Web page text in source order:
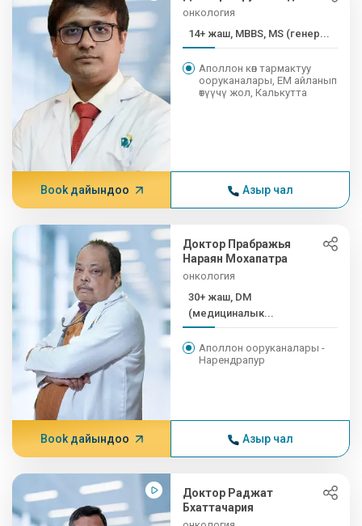
онкология
14+ жаш, MBBS, MS (генер...
Аполлон көп тармактуу
ооруканалары, EM айланып
өтүүчү жол, Калькутта
Book дайындоо Азыр чал
Доктор Прабражья
Нараян Мохапатра
онкология
30+ жаш, DM
(медициналык...
Аполлон ооруканалары -
Нарендрапур
Book дайындоо Азыр чал
Доктор Раджат
Бхаттачария